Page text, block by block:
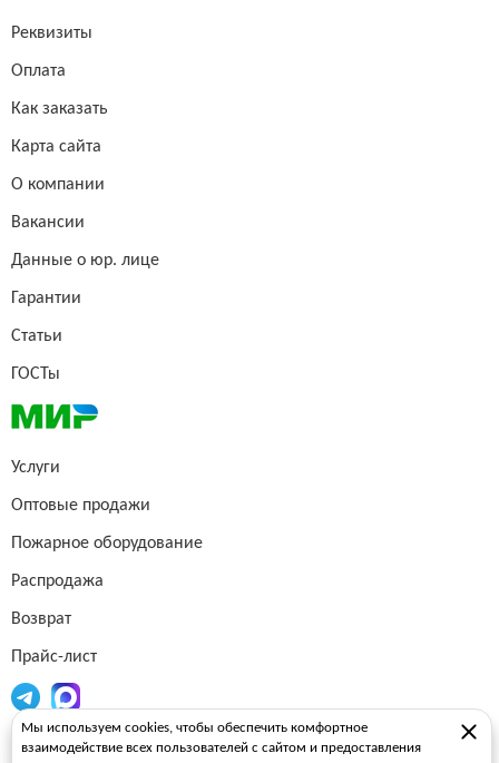
Реквизиты
Оплата
Как заказать
Карта сайта
О компании
Вакансии
Данные о юр. лице
Гарантии
Статьи
ГОСТы
Услуги
Оптовые продажи
Пожарное оборудование
Распродажа
Возврат
Прайс-лист
Огнетушители
Мы используем cookies, чтобы обеспечить комфортное
взаимодействие всех пользователей с сайтом и предоставления